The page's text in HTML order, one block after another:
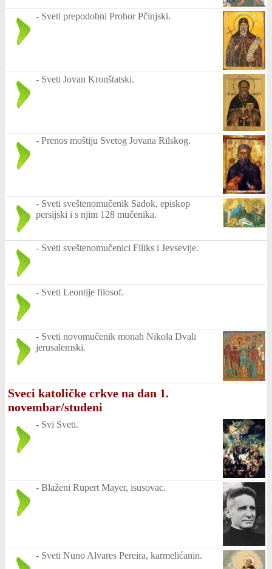
- Sveti prepodobni Prohor Pčinjski.
- Sveti Jovan Kronštatski.
- Prenos moštiju Svetog Jovana Rilskog.
- Sveti sveštenomučenik Sadok, episkop
persijski i s njim 128 mučenika.
- Sveti sveštenomučenici Filiks i Jevsevije.
- Sveti Leontije filosof.
- Sveti novomučenik monah Nikola Dvali
jerusalemski.
Sveci katoličke crkve na dan 1.
novembar/studeni
- Svi Sveti.
- Blaženi Rupert Mayer, isusovac.
- Sveti Nuno Alvares Pereira, karmelićanin.